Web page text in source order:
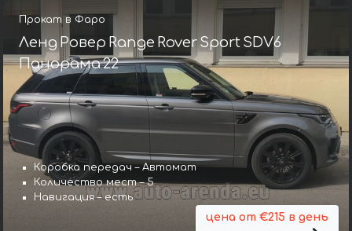
Прокат в Фаро
Ленд Ровер Range Rover Sport SDV6
Панорама 22
Коробка передач – Автомат
Количество мест – 5
Навигация – есть
цена от €215 в день